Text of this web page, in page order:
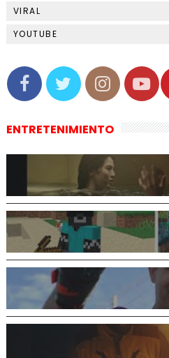
VIRAL
YOUTUBE
ENTRETENIMIENTO